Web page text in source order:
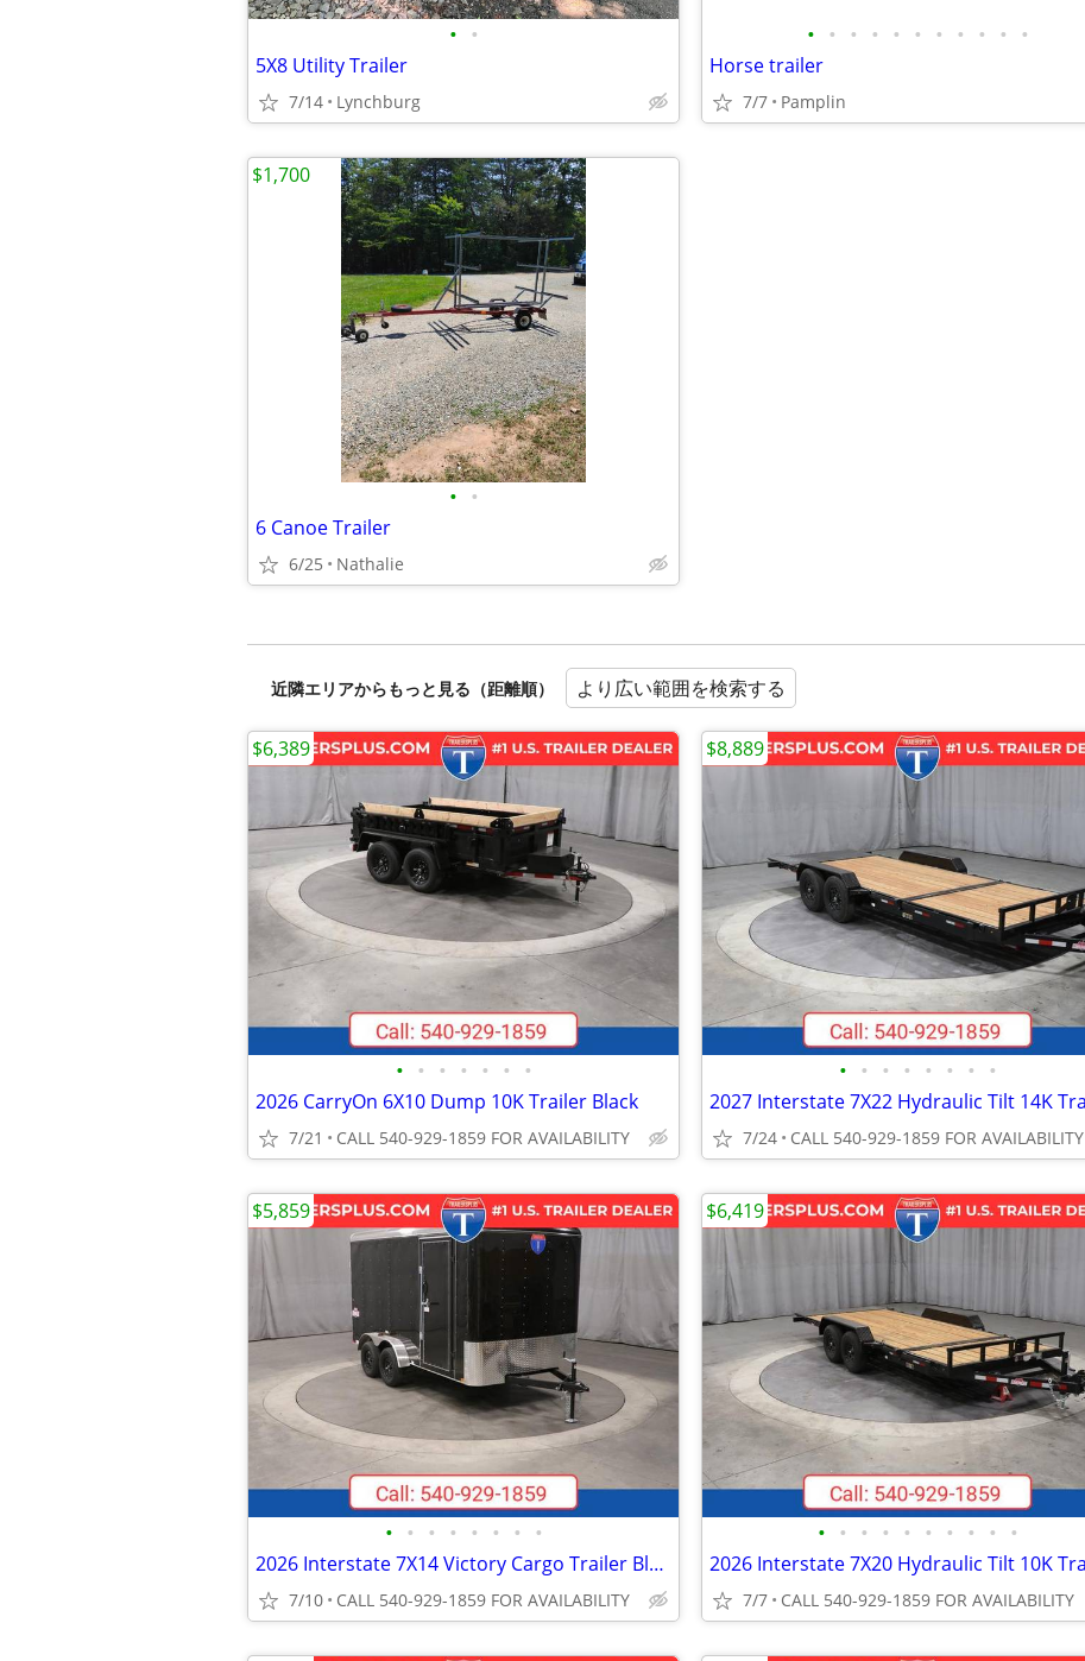
• •
5X8 Utility Trailer
7/14 Lynchburg
• • • • • • • • • • •
Horse trailer
7/7 Pamplin
• •
6 Canoe Trailer
6/25 Nathalie
$1,700
近隣エリアからもっと見る（距離順） より広い範囲を検索する
• • • • • • •
2026 CarryOn 6X10 Dump 10K Trailer Black
7/21 CALL 540-929-1859 FOR AVAILABILITY
$6,389
• • • • • • • •
7/24 CALL 540-929-1859 FOR AVAILABILITY
$8,889
• • • • • • • •
2026 Interstate 7X14 Victory Cargo Trailer Black
7/10 CALL 540-929-1859 FOR AVAILABILITY
$5,859
• • • • • • • • • •
7/7 CALL 540-929-1859 FOR AVAILABILITY
$6,419